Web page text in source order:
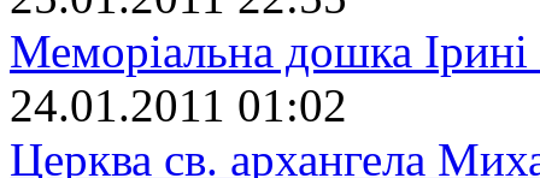
Меморіальна дошка
24.01.2011 01:02
Церква св. архангела